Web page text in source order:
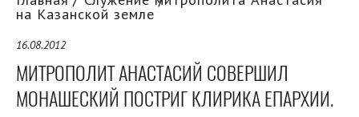
на Казанской земле
16.08.2012
МИТРОПОЛИТ АНАСТАСИЙ СОВЕРШИЛ
МОНАШЕСКИЙ ПОСТРИГ КЛИРИКА ЕПАРХИИ.